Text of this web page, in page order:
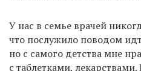
У нас в семье врачей
что послужило поводом
но с самого детства мне
с таблетками,